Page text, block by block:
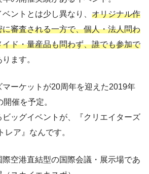
ントとは少し異なり、 オリジナル作
審査される一方で、個人・法人問わ
ド・量産品も問わず、誰でも参加で
ます。
ーケットが20周年を迎えた2019年
催を予定。
ッグイベントが、『クリエイターズ
レア』なんです。
空港直結型の国際会議・展示場であ